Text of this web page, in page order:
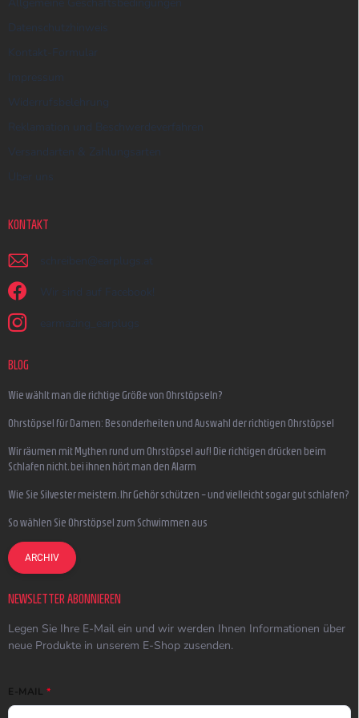
Datenschutzhinweis
Kontakt-Formular
Impressum
Widerrufsbelehrung
Reklamation und Beschwerdeverfahren
Versandarten & Zahlungsarten
Über uns
KONTAKT
schreiben @ earplugs.at
Wir sind auf Facebook!
earmazing_earplugs
BLOG
Wie wählt man die richtige Größe von Ohrstöpseln?
Ohrstöpsel für Damen: Besonderheiten und Auswahl der richtigen Ohrstöpsel
Wir räumen mit Mythen rund um Ohrstöpsel auf! Die richtigen drücken beim
Schlafen nicht, bei ihnen hört man den Alarm
Wie Sie Silvester meistern, Ihr Gehör schützen – und vielleicht sogar gut schlafen?
So wählen Sie Ohrstöpsel zum Schwimmen aus
ARCHIV
NEWSLETTER ABONNIEREN
Legen Sie Ihre E-Mail ein und wir werden Ihnen Informationen über
neue Produkte in unserem E-Shop zusenden.
E-MAIL